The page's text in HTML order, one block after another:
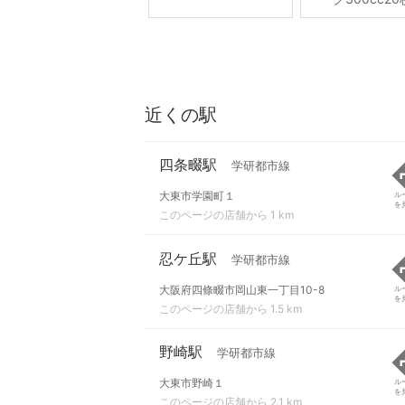
近くの駅
四条畷駅 学研都市線
大東市学園町１
このページの店舗から 1 km
ル
を
忍ケ丘駅 学研都市線
大阪府四條畷市岡山東一丁目10-8
このページの店舗から 1.5 km
ル
を
野崎駅 学研都市線
大東市野崎１
このページの店舗から 2.1 km
ル
を